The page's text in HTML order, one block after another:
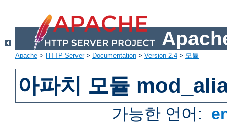
Apache > HTTP Server> Documentation > Version 2.4 > 모듈
아파치 모듈
가능한 언어: